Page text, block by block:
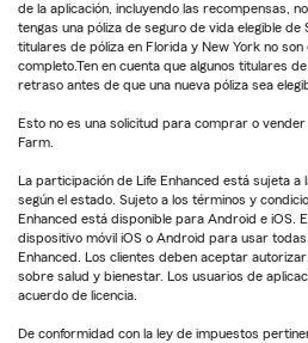
de la aplicación, incluyendo las recompensas,
tengas una póliza de seguro de vida elegible
titulares de póliza en Florida y New York no
completo.Ten en cuenta que algunos titulares
retraso antes de que una nueva póliza sea
Esto no es una solicitud para comprar o
Farm.
La participación de Life Enhanced está sujeta
según el estado. Sujeto a los términos y
Enhanced está disponible para Android e iOS.
dispositivo móvil iOS o Android para usar
Enhanced. Los clientes deben aceptar
sobre salud y bienestar. Los usuarios de
acuerdo de licencia.
De conformidad con la ley de impuestos